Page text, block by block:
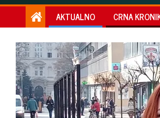
AKTUALNO CRNA